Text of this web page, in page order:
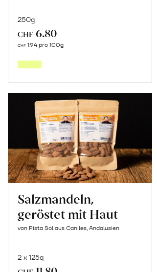
250g
CHF 6.80
CHF 1.94 pro 100g
Salzmandeln,
geröstet mit Haut
von Pista Sol aus Caniles, Andalusien
2 x 125g